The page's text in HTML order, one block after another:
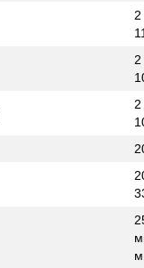
2
2
2